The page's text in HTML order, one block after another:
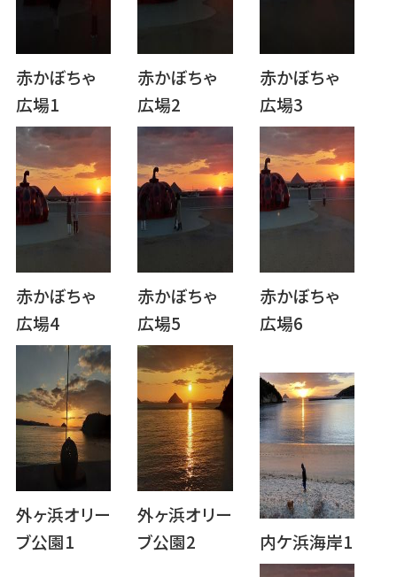
赤かぼちゃ
広場1
赤かぼちゃ
広場2
赤かぼちゃ
広場3
赤かぼちゃ
広場4
赤かぼちゃ
広場5
赤かぼちゃ
広場6
外ヶ浜オリー
ブ公園1
外ヶ浜オリー
ブ公園2
内ケ浜海岸1